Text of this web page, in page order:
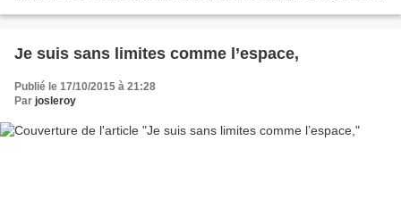
Je suis sans limites comme l’espace,
Publié le 17/10/2015 à 21:28
Par josleroy